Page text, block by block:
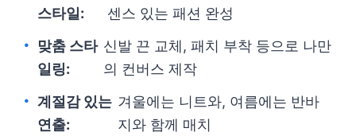
스타일:
센스 있는 패션 완성
맞춤 스타
일링:
신발 끈 교체, 패치 부착 등으로 나만
의 컨버스 제작
계절감 있는
연출:
겨울에는 니트와, 여름에는 반바
지와 함께 매치